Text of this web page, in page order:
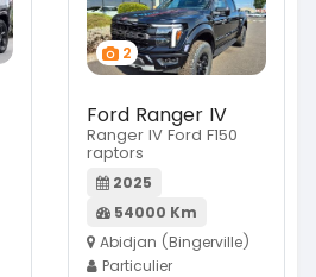
2
Ford Ranger IV
Ranger IV Ford F150
raptors
2025
54000 Km
Abidjan (Bingerville)
Particulier